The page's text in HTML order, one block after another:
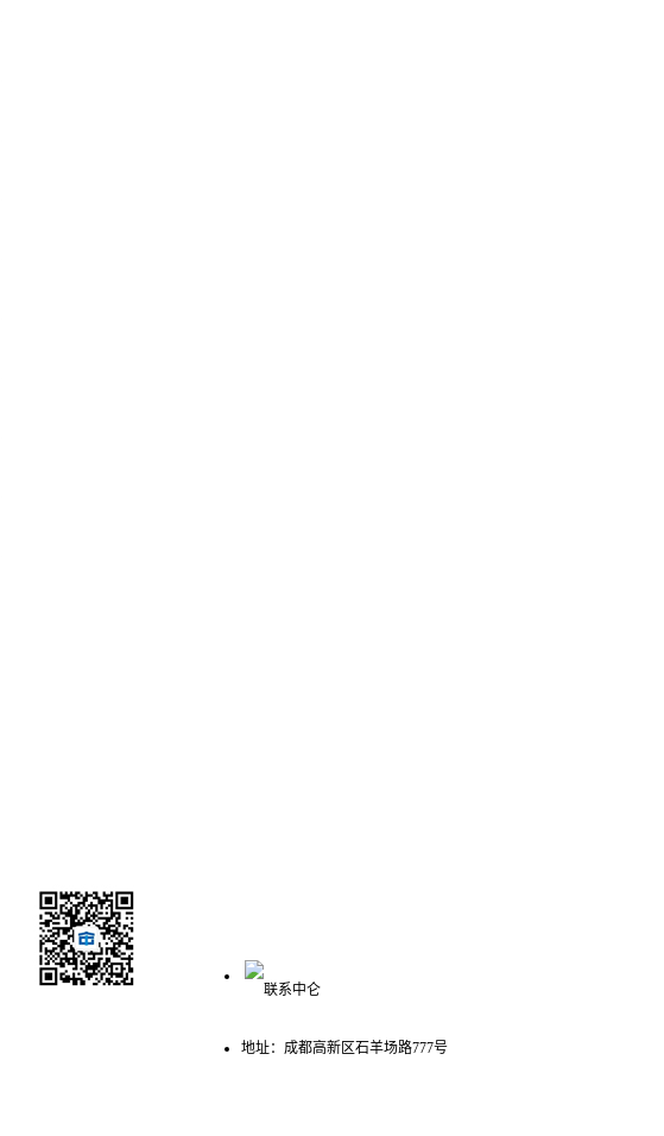
地址：成都高新区石羊场路777号